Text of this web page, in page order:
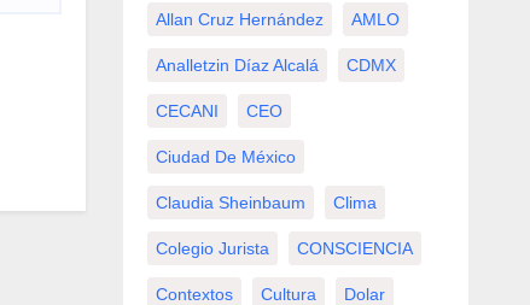
Allan Cruz Hernández AMLO
Analletzin Díaz Alcalá CDMX
CECANI CEO
Ciudad De México
Claudia Sheinbaum Clima
Colegio Jurista CONSCIENCIA
Contextos Cultura Dolar